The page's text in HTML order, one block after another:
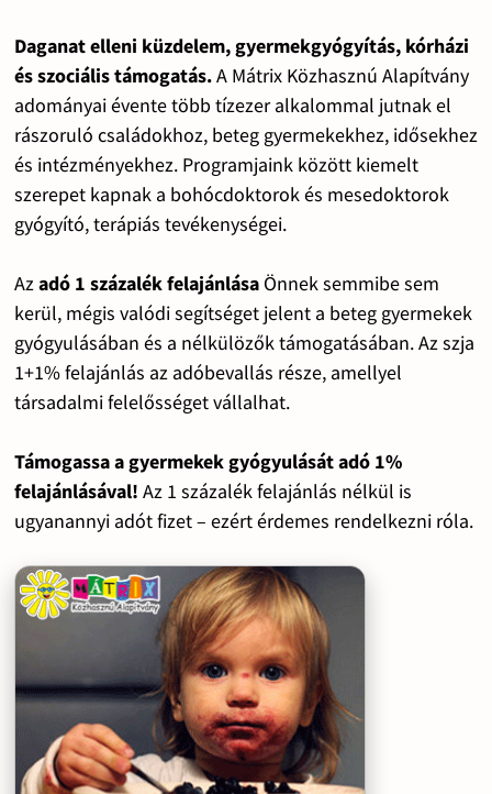
Daganat elleni küzdelem, gyermekgyógyítás, kórházi
és szociális támogatás.A Mátrix Közhasznú Alapítvány
adományai évente több tízezer alkalommal jutnak el
rászoruló családokhoz, beteg gyermekekhez, idősekhez
és intézményekhez. Programjaink között kiemelt
szerepet kapnak a bohócdoktorok és mesedoktorok
gyógyító, terápiás tevékenységei.
Azadó 1 százalék felajánlásaÖnnek semmibe sem
kerül, mégis valódi segítséget jelent a beteg gyermekek
gyógyulásában és a nélkülözők támogatásában. Az szja
1+1% felajánlás az adóbevallás része, amellyel
társadalmi felelősséget vállalhat.
Támogassa a gyermekek gyógyulását adó 1%
felajánlásával! Az 1 százalék felajánlás nélkül is
ugyanannyi adót fizet – ezért érdemes rendelkezni róla.